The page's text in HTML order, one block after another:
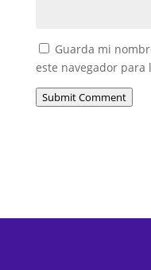
Guarda mi
este navegador para
Submit Comment